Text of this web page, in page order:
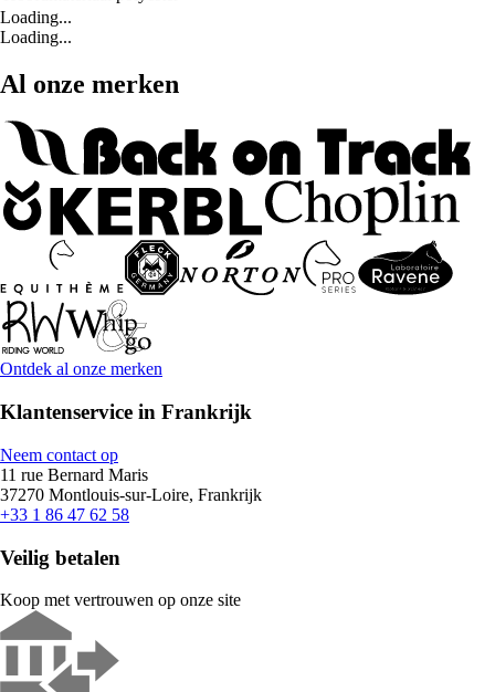
Loading...
Loading...
Al onze merken
Ontdek al onze merken
Klantenservice in Frankrijk
Neem contact op
11 rue Bernard Maris
37270 Montlouis-sur-Loire, Frankrijk
+33 1 86 47 62 58
Veilig betalen
Koop met vertrouwen op onze site